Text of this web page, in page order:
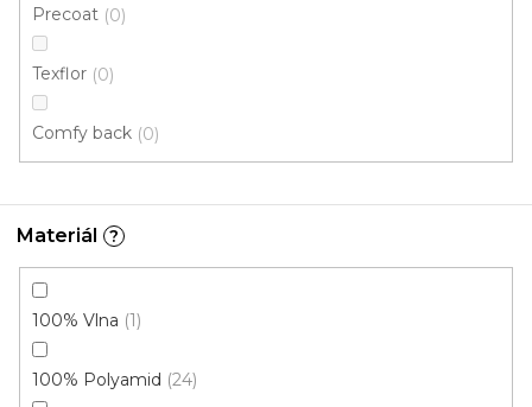
Precoat 0
Texflor 0
Comfy back 0
Materiál ?
100% Vlna 1
100% Polyamid 24